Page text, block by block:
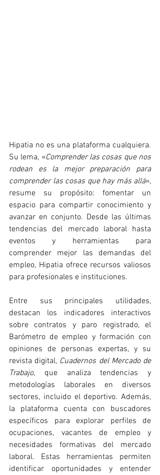
Hipatia no es una plataforma cualquiera.
Su lema, «Comprender las cosas que nos
rodean es la mejor preparación para
comprender las cosas que hay más allá»,
resume su propósito: fomentar un
espacio para compartir conocimiento y
avanzar en conjunto. Desde las últimas
tendencias del mercado laboral hasta
eventos y herramientas para
comprender mejor las demandas del
empleo, Hipatia ofrece recursos valiosos
para profesionales e instituciones.
Entre sus principales utilidades,
destacan los indicadores interactivos
sobre contratos y paro registrado, el
Barómetro de empleo y formación con
opiniones de personas expertas, y su
revista digital, Cuadernos del Mercado de
Trabajo, que analiza tendencias y
metodologías laborales en diversos
sectores, incluido el deportivo. Además,
la plataforma cuenta con buscadores
específicos para explorar perfiles de
ocupaciones, vacantes de empleo y
necesidades formativas del mercado
laboral. Estas herramientas permiten
identificar oportunidades y entender